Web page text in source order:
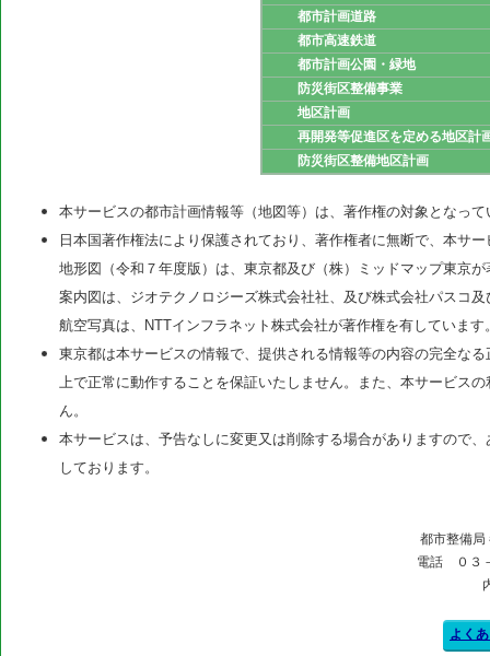
都市計画道路
都市高速鉄道
都市計画公園・緑地
防災街区整備事業
地区計画
再開発等促進区を定める地区計
防災街区整備地区計画
本サービスの都市計画情報等（地図等）は、著作権の対象となって
日本国著作権法により保護されており、著作権者に無断で、本サ
地形図（令和７年度版）は、東京都及び（株）ミッドマップ東京
案内図は、ジオテクノロジーズ株式会社社、及び株式会社パスコ
航空写真は、NTTインフラネット株式会社が著作権を有しています
東京都は本サービスの情報で、提供される情報等の内容の完全な
上で正常に動作することを保証いたしません。また、本サービス
ん。
本サービスは、予告なしに変更又は削除する場合がありますので
しております。
都市整備局
電話 ０３
よく